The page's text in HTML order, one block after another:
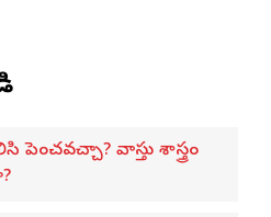
పెంచవచ్చా? వాస్తు శాస్త్రం